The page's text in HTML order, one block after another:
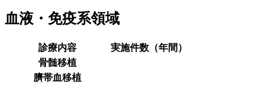
血液・免疫系領域
診療内容
実施件数（年間）
骨髄移植
臍帯血移植